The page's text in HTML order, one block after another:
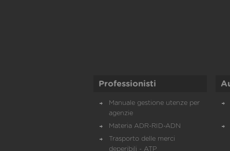
Professionisti
Manuale gestione utenze per
agenzie
Materia ADR-RID-ADN
Trasporto delle merci
deperibili - ATP